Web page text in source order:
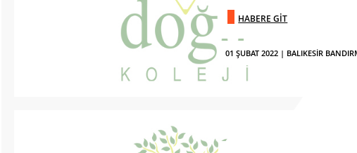
01 ŞUBAT 2022 | BALIKESİR
HABERE GİT